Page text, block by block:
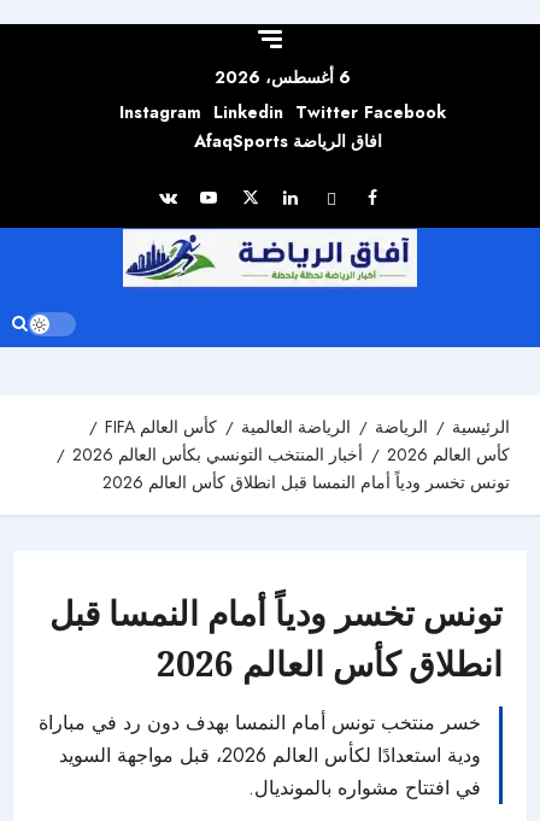
6 أغسطس، 2026
Facebook
Twitter
Linkedin
Instagram
افاق الرياضة AfaqSports
الرئيسية الرياضة الرياضة العالمية
كأس العالم FIFA
كأس العالم 2026
أخبار المنتخب التونسي بكأس العالم 2026
تونس تخسر ودياً أمام النمسا قبل انطلاق كأس العالم 2026
تونس تخسر ودياً أمام النمسا قبل
انطلاق كأس العالم 2026
خسر منتخب تونس أمام النمسا بهدف دون رد في مباراة
ودية استعدادًا لكأس العالم 2026، قبل مواجهة السويد
في افتتاح مشواره بالمونديال.